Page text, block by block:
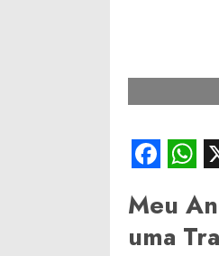
Meu
uma